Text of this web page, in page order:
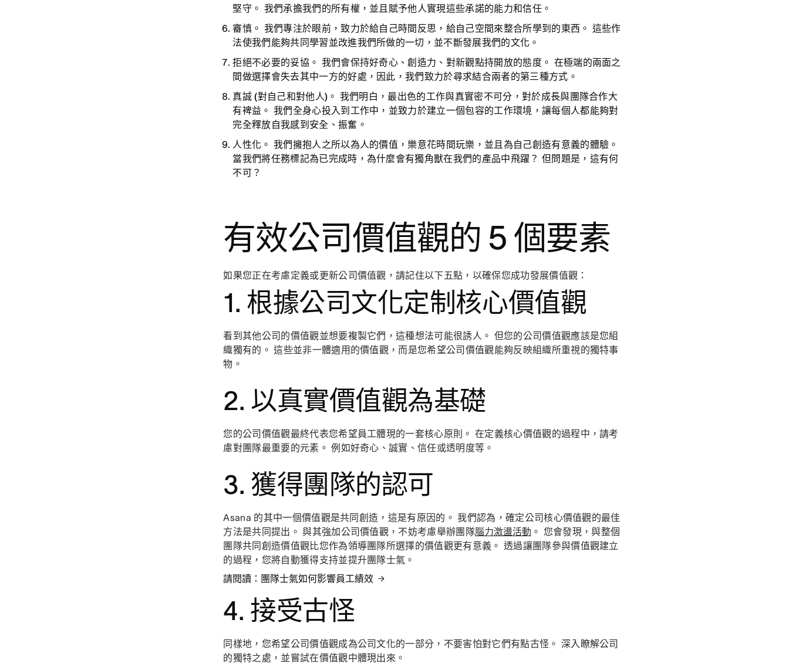
堅守。 我們承擔我們的所有權，並且賦予他人實現這些承諾的能力和信任。
審慎。 我們專注於眼前，致力於給自己時間反思，給自己空間來整合所學到的東西。 這些作
法使我們能夠共同學習並改進我們所做的一切，並不斷發展我們的文化。
拒絕不必要的妥協。 我們會保持好奇心、創造力、對新觀點持開放的態度。 在極端的兩面之
間做選擇會失去其中一方的好處，因此，我們致力於尋求結合兩者的第三種方式。
真誠 (對自己和對他人)。 我們明白，最出色的工作與真實密不可分，對於成長與團隊合作大
有裨益。 我們全身心投入到工作中，並致力於建立一個包容的工作環境，讓每個人都能夠對
完全釋放自我感到安全、振奮。
人性化。 我們擁抱人之所以為人的價值，樂意花時間玩樂，並且為自己創造有意義的體驗。
當我們將任務標記為已完成時，為什麼會有獨角獸在我們的產品中飛躍？ 但問題是，這有何
不可？
有效公司價值觀的 5 個要素
如果您正在考慮定義或更新公司價值觀，請記住以下五點，以確保您成功發展價值觀：
1. 根據公司文化定制核心價值觀
看到其他公司的價值觀並想要複製它們，這種想法可能很誘人。 但您的公司價值觀應該是您組
織獨有的。 這些並非一體適用的價值觀，而是您希望公司價值觀能夠反映組織所重視的獨特事
物。
2. 以真實價值觀為基礎
您的公司價值觀最終代表您希望員工體現的一套核心原則。 在定義核心價值觀的過程中，請考
慮對團隊最重要的元素。 例如好奇心、誠實、信任或透明度等。
3. 獲得團隊的認可
Asana 的其中一個價值觀是共同創造，這是有原因的。 我們認為，確定公司核心價值觀的最佳
方法是共同提出。 與其強加公司價值觀，不妨考慮舉辦團隊腦力激盪活動 。 您會發現，與整個
團隊共同創造價值觀比您作為領導團隊所選擇的價值觀更有意義。 透過讓團隊參與價值觀建立
的過程，您將自動獲得支持並提升團隊士氣。
請閱讀：團隊士氣如何影響員工績效
4. 接受古怪
同樣地，您希望公司價值觀成為公司文化的一部分，不要害怕對它們有點古怪。 深入瞭解公司
的獨特之處，並嘗試在價值觀中體現出來。